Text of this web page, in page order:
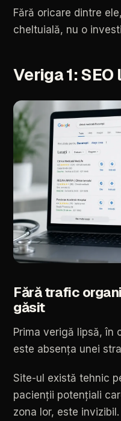
Fără oricare dintre ele,
cheltuială, nu o
Veriga1:SEO
Fărătrafic
găsit
Prima verigă lipsă, în
este absența unei
Site-ul există tehnic
pacienții potențiali
zona lor, este invizibil.